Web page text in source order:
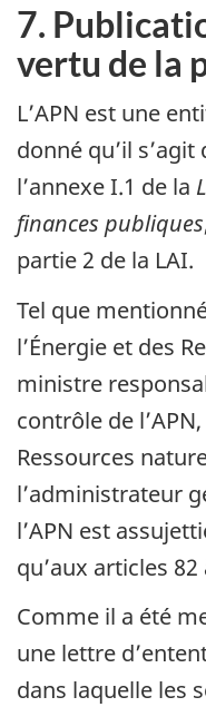
7.
vertu de la
L’APN est une
donné qu’il
l’annexe I.1 de la
finances publiques
partie 2 de la LAI.
Tel que
l’Énergie et des
ministre
contrôle de
Ressources
l’administrateur
l’APN est
qu’aux articles 82
Comme il a été
une lettre
dans laquelle les